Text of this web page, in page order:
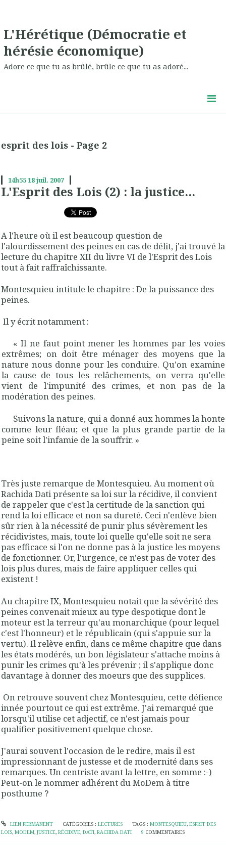
L'Hérétique (Démocratie et
hérésie économique)
Adore ce que tu as brûlé, brûle ce que tu as adoré...
esprit des lois - Page 2
14h5518juil. 2007
L'Esprit des Lois (2) : la justice...
A l'heure où il est beaucoup question de
l'alourdissement des peines en cas de délit, j'ai trouvé la
lecture du chapitre XII du livre VI de l'Esprit des Lois
tout à fait raffraîchissante.
Montesquieu intitule le chapitre : De la puissance des
peines.
Il y écrit notamment :
« Il ne faut point mener les hommes par les voies
extrêmes; on doit être ménager des moyens que la
nature nous donne pour les conduire. Qu'on examine
la cause de tous les relâchements, on verra qu'elle
vient de l'impunité des crimes, et non pas de la
modération des peines.
Suivons la nature, qui a donné aux hommes la honte
comme leur fléau; et que la plus grande partie de la
peine soit l'infamie de la souffrir. »
Très juste remarque de Montesquieu. Au moment où
Rachida Dati présente sa loi sur la récidive, il convient
de rappeler que c'est la certitude de la sanction qui
rend la loi efficace et non sa dureté. Ceci n'enlève bien
sûr rien à la nécessité de punir plus sévèrement les
récidivistes, mais, toute loi quelle qu'elle soit ne sera
pas efficace si l'on ne donne pas à la justice les moyens
de fonctionner. Or,l'urgence, ce n'estpas de voter des
lois plus dures, mais de faire appliquer celles qui
existent !
Au chapitre IX, Montesquieu notait que la sévérité des
peines convenait mieux au type despotique dont le
moteur est la terreur qu'au monarchique (pour lequel
c'est l'honneur) et le républicain (qui s'appuie sur la
vertu). Il relève enfin, dans ce même chapitre que dans
les états modérés, un bon législateur s'attache moins à
punir les crimes qu'à les prévenir ; il s'applique donc
davantage à donner des moeurs que des supplices.
On retrouve souvent chez Montesquieu, cette défience
innée pourtout ce qui est extrême. J'ai remarqué que
lorsqu'il utilise cet adjectif, ce n'est jamais pour
qualifier positivement quelque chose.
J'aurai souvent l'occasion de le redire, mais il est
impressionnant de justesse et de modernité dans ses
remarques. Un centriste avant la lettre, en somme :-)
Peut-on le nommer adhérent du MoDem à titre
posthume ?
LIEN PERMANENT CATÉGORIES : LECTURES TAGS :MONTESQUIEU,ESPRIT DES
LOIS, MODEM, JUSTICE, RÉCIDIVE, DATI, RACHIDA DATI 9 COMMENTAIRES